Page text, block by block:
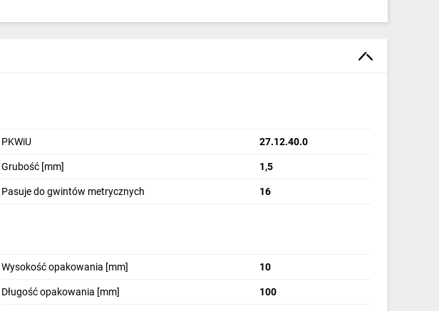
PKWiU 27.12.40.0
Grubość [mm] 1,5
Pasuje do gwintów metrycznych 16
Wysokość opakowania [mm] 10
Długość opakowania [mm] 100